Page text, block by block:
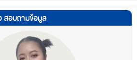
สอบถามข้อมูล